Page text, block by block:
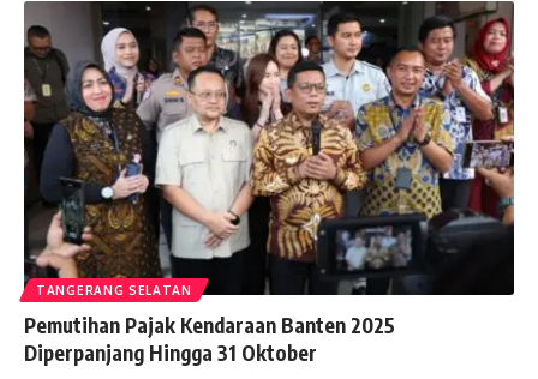
TANGERANG SELATAN
Pemutihan Pajak Kendaraan Banten 2025
Diperpanjang Hingga 31 Oktober